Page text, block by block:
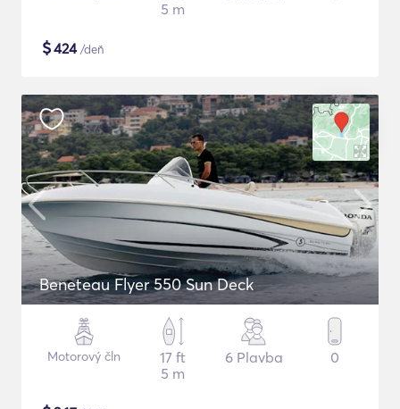
5 m
$424/deň
Beneteau Flyer 550 Sun Deck
Motorový čln
17 ft
5 m
6 Plavba 0